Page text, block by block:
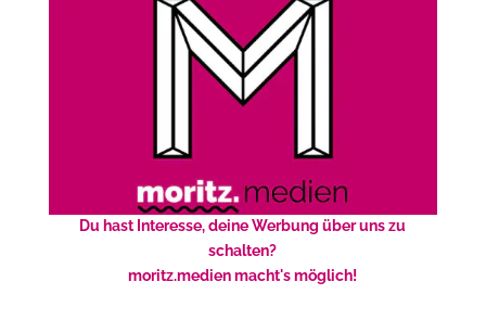
Du hast Interesse, deine Werbung über uns zu
schalten?
moritz.medien macht's möglich!